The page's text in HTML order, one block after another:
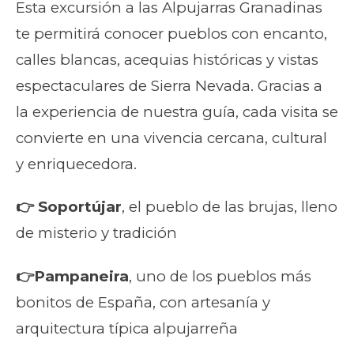
Esta excursión a las Alpujarras Granadinas
te permitirá conocer pueblos con encanto,
calles blancas, acequias históricas y vistas
espectaculares de Sierra Nevada. Gracias a
la experiencia de nuestra guía, cada visita se
convierte en una vivencia cercana, cultural
y enriquecedora.
👉 Soportújar, el pueblo de las brujas, lleno
de misterio y tradición
👉Pampaneira, uno de los pueblos más
bonitos de España, con artesanía y
arquitectura típica alpujarreña